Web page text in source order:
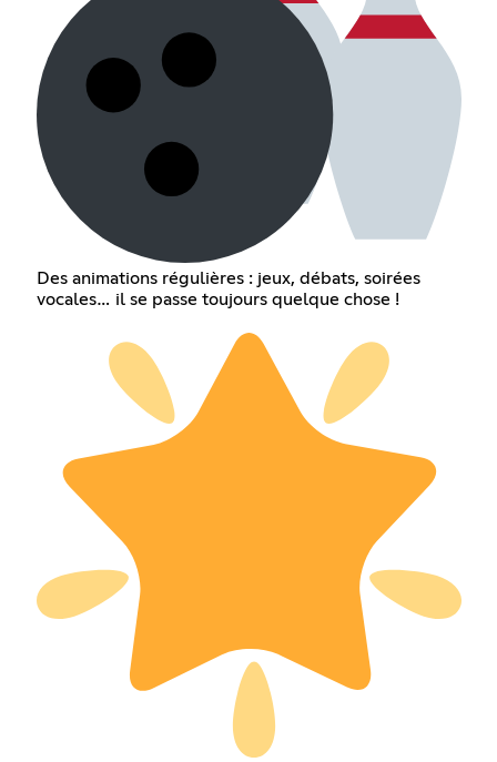
Des animations régulières : jeux, débats, soirées
vocales… il se passe toujours quelque chose !